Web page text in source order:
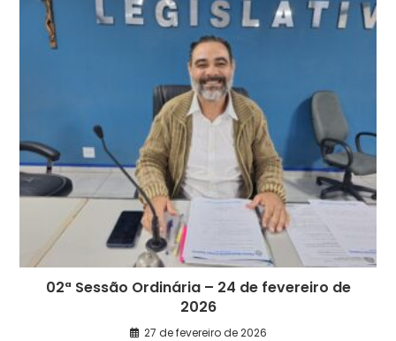
02ª Sessão Ordinária – 24 de fevereiro de
2026
27 de fevereiro de 2026